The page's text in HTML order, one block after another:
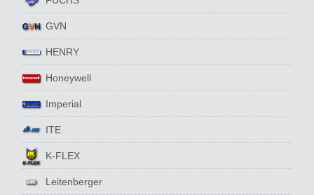
GVN
HENRY
Honeywell
Imperial
ITE
K-FLEX
Leitenberger